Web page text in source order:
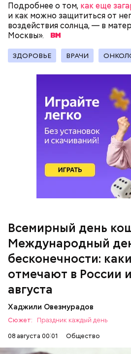
Подробнее о том, как еще
и как можно защититься от
воздействия солнца, — в
Москвы».
ЗДОРОВЬЕ ВРАЧИ
Всемирный день
Международный
бесконечности:
отмечают в России
августа
Хаджили Овезмурадов
Сюжет:
Праздник каждый день
08 августа 00:01
Общество
Международный день
Международный день
1987 году. Так как цифра
бесконечности, то и дата была
этот праздник организуются
по математике и философии, а
выставки на тему
День малины со
День малины со сливками
В этот праздник люди едят не
сливками, но и другие
двух ингредиентов. Их можно
или сделать самостоятельно
родными и близкими.
растительное масло;
помидоры черри либо
— Кабачки нужно натереть
похожими на спагетти, и
Дальше нужно добавить
масла, соль, а сверху бросить
порезанную брынзу. Затем
черри или грунтовые, —